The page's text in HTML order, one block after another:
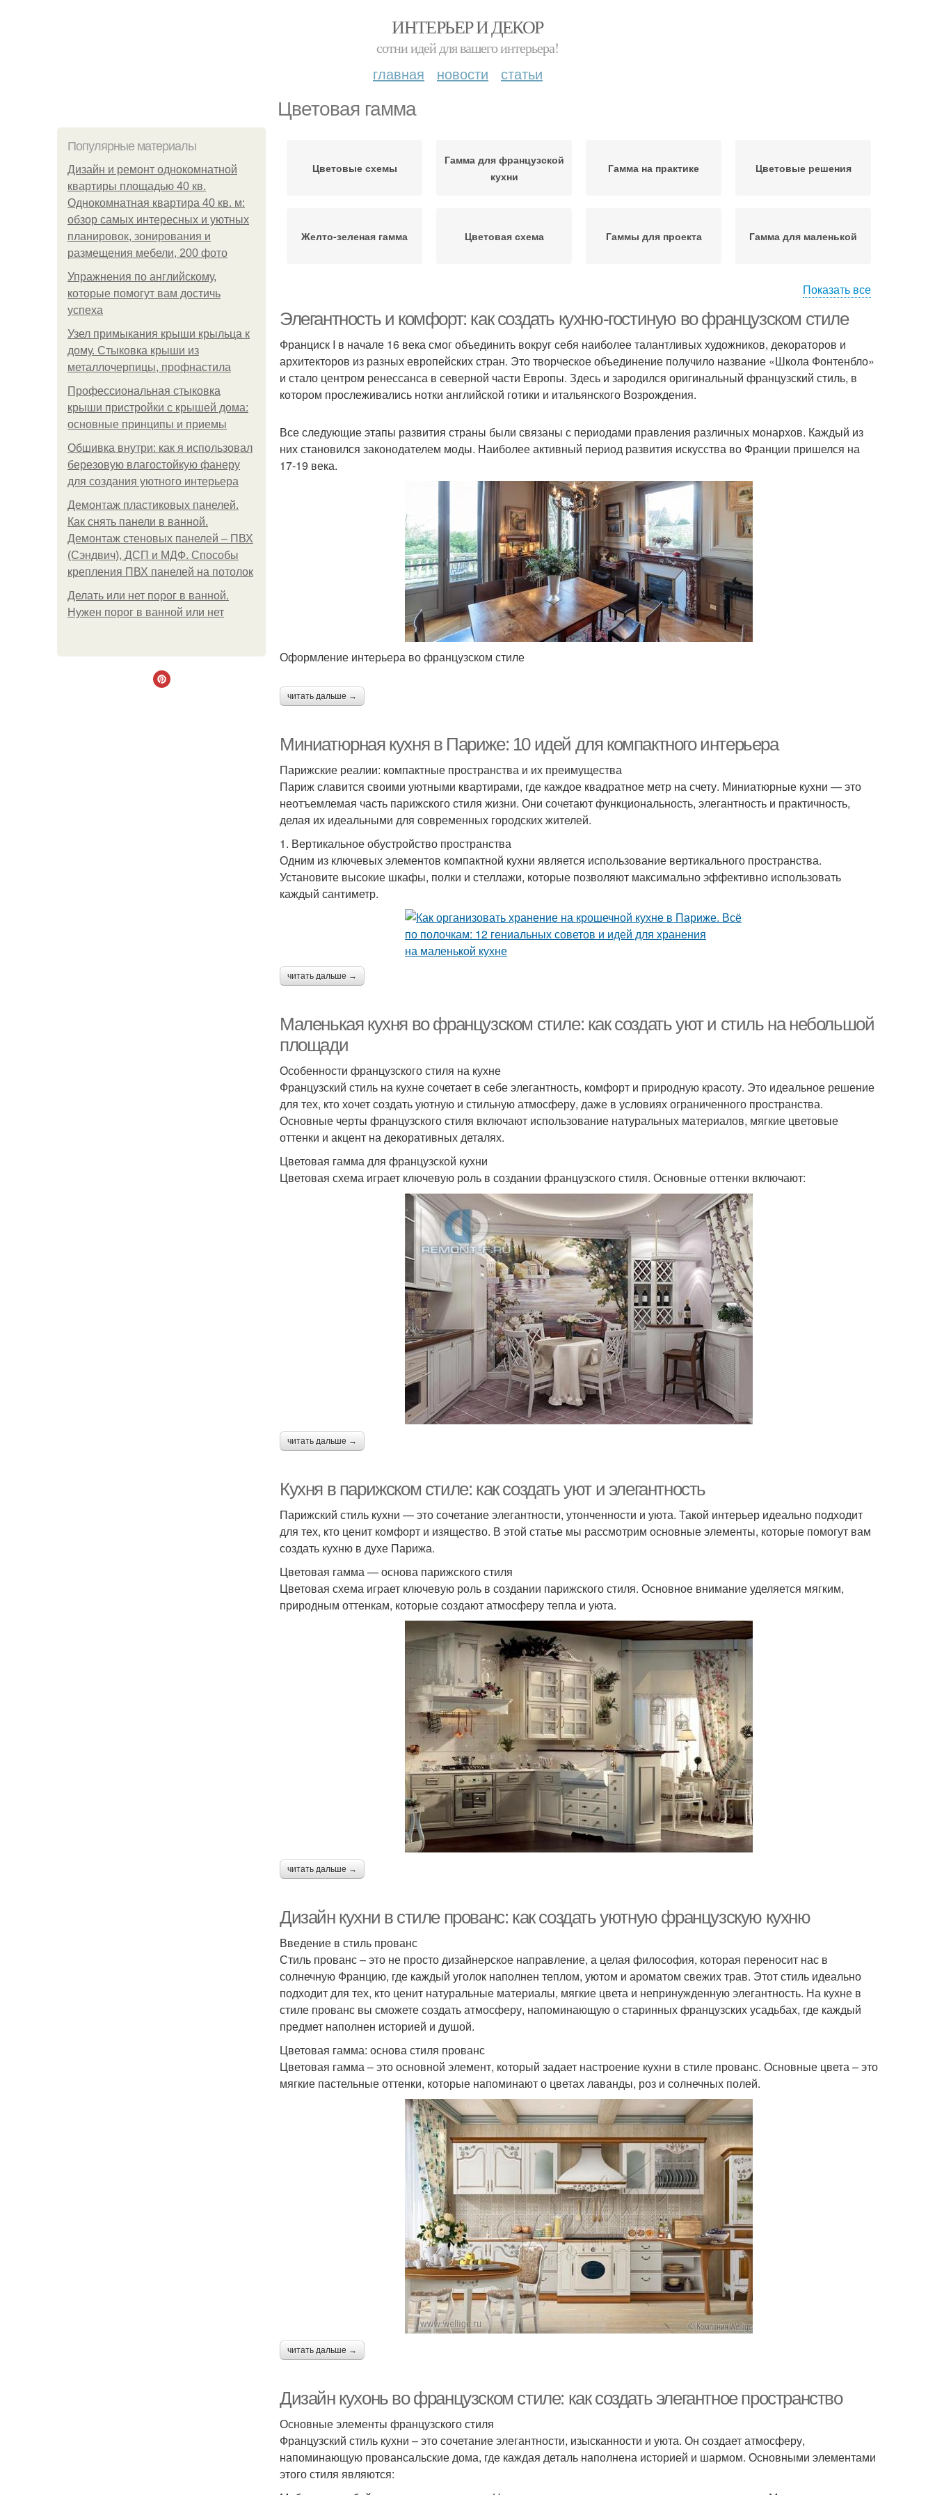
ИНТЕРЬЕР И ДЕКОР
сотни идей для вашего интерьера!
главная новости статьи
Цветовая гамма
Популярные материалы
Дизайн и ремонт однокомнатной
квартиры площадью 40 кв.
Однокомнатная квартира 40 кв. м:
обзор самых интересных и уютных
планировок, зонирования и
размещения мебели, 200 фото
Упражнения по английскому,
которые помогут вам достичь
успеха
Узел примыкания крыши крыльца к
дому. Стыковка крыши из
металлочерпицы, профнастила
Профессиональная стыковка
крыши пристройки с крышей дома:
основные принципы и приемы
Обшивка внутри: как я использовал
березовую влагостойкую фанеру
для создания уютного интерьера
Демонтаж пластиковых панелей.
Как снять панели в ванной.
Демонтаж стеновых панелей – ПВХ
(Сэндвич), ДСП и МДФ. Способы
крепления ПВХ панелей на потолок
Делать или нет порог в ванной.
Нужен порог в ванной или нет
Цветовые схемы
Гамма для французской
кухни
Гамма на практике Цветовые решения
Желто-зеленая гамма Цветовая схема Гаммы для проекта Гамма для маленькой
французского стиля
Гамма для модной
однушки
Показать все
Элегантность и комфорт: как создать кухню-гостиную во французском стиле
Франциск I в начале 16 века смог объединить вокруг себя наиболее талантливых художников, декораторов и
архитекторов из разных европейских стран. Это творческое объединение получило название «Школа Фонтенбло»
и стало центром ренессанса в северной части Европы. Здесь и зародился оригинальный французский стиль, в
котором прослеживались нотки английской готики и итальянского Возрождения.
Все следующие этапы развития страны были связаны с периодами правления различных монархов. Каждый из
них становился законодателем моды. Наиболее активный период развития искусства во Франции пришелся на
17-19 века.
Оформление интерьера во французском стиле
читать дальше →
Миниатюрная кухня в Париже: 10 идей для компактного интерьера
Парижские реалии: компактные пространства и их преимущества
Париж славится своими уютными квартирами, где каждое квадратное метр на счету. Миниатюрные кухни — это
неотъемлемая часть парижского стиля жизни. Они сочетают функциональность, элегантность и практичность,
делая их идеальными для современных городских жителей.
1. Вертикальное обустройство пространства
Одним из ключевых элементов компактной кухни является использование вертикального пространства.
Установите высокие шкафы, полки и стеллажи, которые позволяют максимально эффективно использовать
каждый сантиметр.
читать дальше →
Маленькая кухня во французском стиле: как создать уют и стиль на небольшой
площади
Особенности французского стиля на кухне
Французский стиль на кухне сочетает в себе элегантность, комфорт и природную красоту. Это идеальное решение
для тех, кто хочет создать уютную и стильную атмосферу, даже в условиях ограниченного пространства.
Основные черты французского стиля включают использование натуральных материалов, мягкие цветовые
оттенки и акцент на декоративных деталях.
Цветовая гамма для французской кухни
Цветовая схема играет ключевую роль в создании французского стиля. Основные оттенки включают:
читать дальше →
Кухня в парижском стиле: как создать уют и элегантность
Парижский стиль кухни — это сочетание элегантности, утонченности и уюта. Такой интерьер идеально подходит
для тех, кто ценит комфорт и изящество. В этой статье мы рассмотрим основные элементы, которые помогут вам
создать кухню в духе Парижа.
Цветовая гамма — основа парижского стиля
Цветовая схема играет ключевую роль в создании парижского стиля. Основное внимание уделяется мягким,
природным оттенкам, которые создают атмосферу тепла и уюта.
читать дальше →
Дизайн кухни в стиле прованс: как создать уютную французскую кухню
Введение в стиль прованс
Стиль прованс – это не просто дизайнерское направление, а целая философия, которая переносит нас в
солнечную Францию, где каждый уголок наполнен теплом, уютом и ароматом свежих трав. Этот стиль идеально
подходит для тех, кто ценит натуральные материалы, мягкие цвета и непринужденную элегантность. На кухне в
стиле прованс вы сможете создать атмосферу, напоминающую о старинных французских усадьбах, где каждый
предмет наполнен историей и душой.
Цветовая гамма: основа стиля прованс
Цветовая гамма – это основной элемент, который задает настроение кухни в стиле прованс. Основные цвета – это
мягкие пастельные оттенки, которые напоминают о цветах лаванды, роз и солнечных полей.
читать дальше →
Дизайн кухонь во французском стиле: как создать элегантное пространство
Основные элементы французского стиля
Французский стиль кухни – это сочетание элегантности, изысканности и уюта. Он создает атмосферу,
напоминающую провансальские дома, где каждая деталь наполнена историей и шармом. Основными элементами
этого стиля являются: